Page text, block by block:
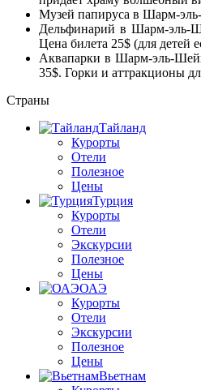
Музей папируса в Шарм-
Дельфинарий в Шарм-эль-
Цена билета 25$ (для детей
Аквапарки в Шарм-эль-
35$. Горки и аттракционы
Страны
Тайланд
Курорты
Отели
Полезное
Цены
Турция
Курорты
Отели
Экскурсии
Полезное
Цены
ОАЭ
Курорты
Отели
Экскурсии
Полезное
Цены
Вьетнам